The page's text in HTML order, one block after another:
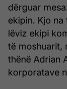
dërguar
ekipin. Kjo na
lëviz ekipi
të moshuarit,
thënë Adrian
korporatave